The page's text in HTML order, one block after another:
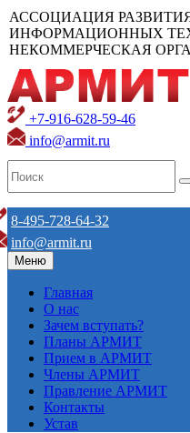
АССОЦИАЦИЯ
ИНФОРМАЦИОННЫХ
НЕКОММЕРЧЕСКАЯ
+7-916-628-59-46
info@armit.ru
8-495-728-64-32
info@armit.ru
Меню
Главная
О нас
Зачем вступать?
Планы АРМИТ
Прием в АРМИТ
Члены АРМИТ
Правление АРМИТ
Контакты
Устав